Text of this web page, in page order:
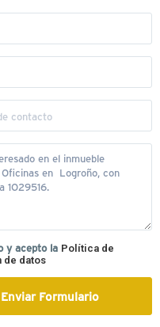
y acepto la Política de
de datos